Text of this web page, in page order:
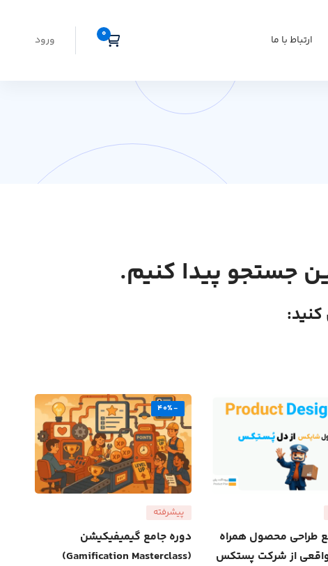
ارتباط با ما ورود
جستجو پیدا کنیم.
طراحی محصول همراه
واقعی از شرکت پستکس
-40%
پیشرفته
دوره جامع گیمیفیکیشن
(Gamification Masterclass)